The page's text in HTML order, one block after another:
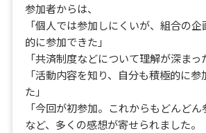
参加者からは、
「個人では参加しにくいが、組合の
的に参加できた」
「共済制度などについて理解が深まっ
「活動内容を知り、自分も積極的に
た」
「今回が初参加。これからもどんどん
など、多くの感想が寄せられました。